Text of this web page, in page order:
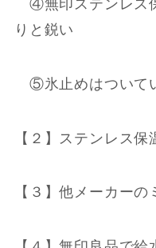
④無印ステンレス
りと鋭い
⑤氷止めはついて
【２】ステンレス
【３】他メーカー